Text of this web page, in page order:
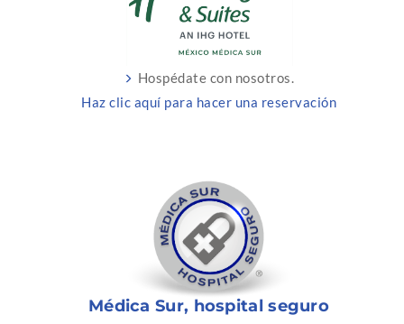
Hospédate con nosotros.
Haz clic aquí para hacer una reservación
Médica Sur, hospital seguro